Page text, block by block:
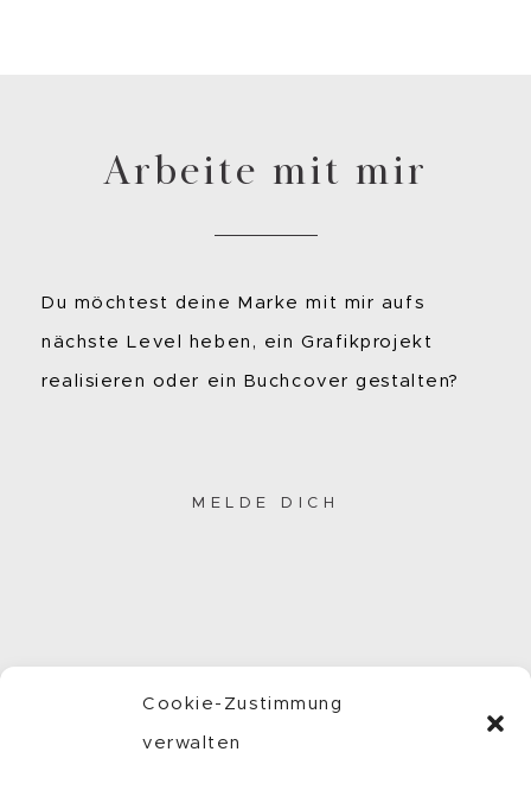
Cookie-Zustimmung
verwalten
Arbeite mit mir
Du möchtest deine Marke mit mir aufs
nächste Level heben, ein Grafikprojekt
realisieren oder ein Buchcover gestalten?
MELDE DICH